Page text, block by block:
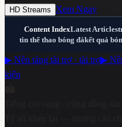
HD Streams Xem Ngay
Content IndexLatest Articles
tin thể thao bóng đákết quả
▶ Nền tảng tài trợ · tài trợ▶
kiện